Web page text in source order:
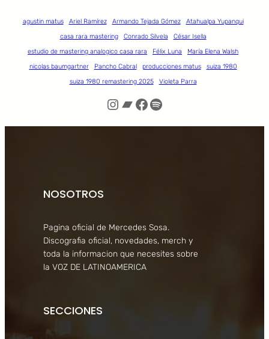
agustin matus Ariel Ramírez Armando Tejada Gómez
Atahualpa Yupanqui
casa rara mastering
Conrado Silvela
César Isella
estudio de mastering analogico casa rara
Félix Luna
María Elena Walsh
nicolas baumgartner
Pancho Cabral producciones matus
suiza 1980
suiza 1980 remastering 2025
Violeta Parra
Instagram
Bandcamp
Facebook
Spotify
NOSOTROS
Pagina oficial de Mercedes Sosa.
Discografia oficial, novedades, merch y
toda la informacion que necesites sobre
la VOZ DE LATINOAMERICA
SECCIONES